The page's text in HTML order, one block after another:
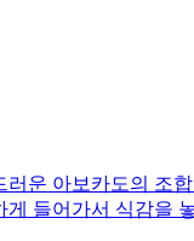
러운 아보카도의 조
게 들어가서 식감을